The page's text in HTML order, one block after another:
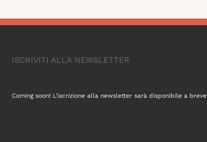
ISCRIVITI ALLA NEWSLETTER
Coming soon! L'iscrizione alla newsletter sarà disponibile a breve